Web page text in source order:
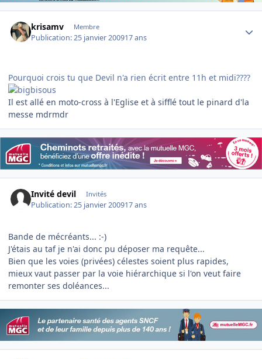
krisamv Membre
Publication:25 janvier 200917 ans
Pourquoi crois tu que Devil n'a rien écrit entre 11h et midi????
Il est allé en moto-cross à l'Eglise et à sifflé tout le pinard d'la
messe mdrmdr
Invité devil Invités
Publication:25 janvier 200917 ans
Bande de mécréants... :-)
J'étais au taf je n'ai donc pu déposer ma requête...
Bien que les voies (privées) célestes soient plus rapides,
mieux vaut passer par la voie hiérarchique si l'on veut faire
remonter ses doléances...